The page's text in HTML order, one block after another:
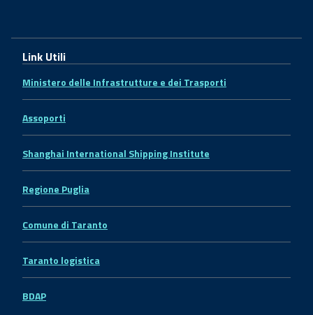
Link Utili
Ministero delle Infrastrutture e dei Trasporti
Assoporti
Shanghai International Shipping Institute
Regione Puglia
Comune di Taranto
Taranto logistica
BDAP